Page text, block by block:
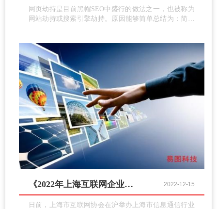
网页劫持是目前黑帽SEO中盛行的做法之一，也被称为
网站劫持或搜索引擎劫持。原因能够简单总结为：简单
《2022年上海互联网企业综合实力指数报告》 2022-12-15
日前，上海市互联网协会在沪举办上海市信息通信行业